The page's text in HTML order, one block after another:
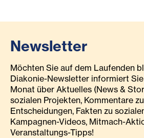
Newsletter
Möchten Sie auf dem Laufenden
Diakonie-Newsletter informiert
Monat über Aktuelles (News &
sozialen Projekten, Kommentare
Entscheidungen, Fakten zu
Kampagnen-Videos, Mitmach-
Veranstaltungs-Tipps!